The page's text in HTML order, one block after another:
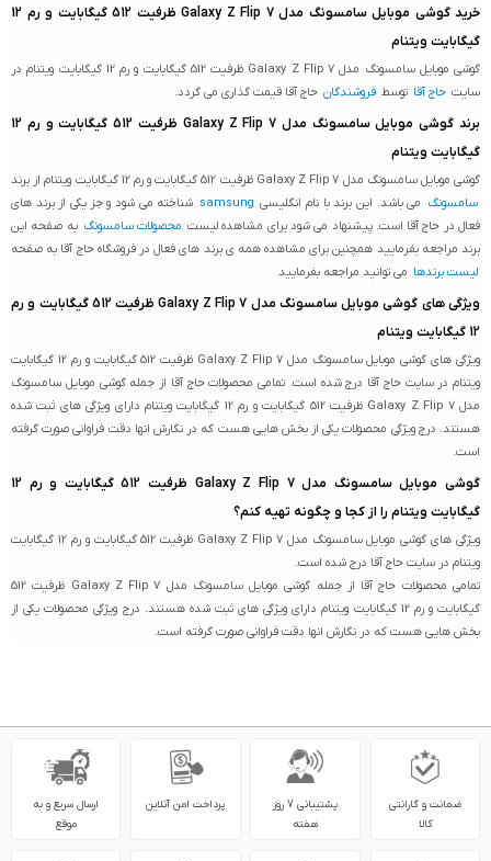
خرید گوشی موبایل سامسونگ مدل Galaxy Z Flip 7 ظرفیت 512 گیگابایت و رم 12
گیگابایت ویتنام
گوشی موبایل سامسونگ مدل Galaxy Z Flip 7 ظرفیت 512 گیگابایت و رم 12 گیگابایت ویتنام در
سایت حاج آقا توسط فروشندگان حاج آقا قیمت گذاری می گردد.
برند گوشی موبایل سامسونگ مدل Galaxy Z Flip 7 ظرفیت 512 گیگابایت و رم 12
گیگابایت ویتنام
گوشی موبایل سامسونگ مدل Galaxy Z Flip 7 ظرفیت 512 گیگابایت و رم 12 گیگابایت ویتنام از برند
سامسونگ می باشد. این برند با نام انگلیسی samsung شناخته می شود و جز یکی از برند های
فعال در حاج آقا است. پیشنهاد می شود برای مشاهده لیست محصولات سامسونگ به صفحه این
برند مراجعه بفرمایید همچنین برای مشاهده همه ی برند های فعال در فروشگاه حاج آقا به صفحه
لیست برندها می توانید مراجعه بفرمایید
ویژگی های گوشی موبایل سامسونگ مدل Galaxy Z Flip 7 ظرفیت 512 گیگابایت و رم
12 گیگابایت ویتنام
ویژگی های گوشی موبایل سامسونگ مدل Galaxy Z Flip 7 ظرفیت 512 گیگابایت و رم 12 گیگابایت
ویتنام در سایت حاج آقا درج شده است. تمامی محصولات حاج آقا از جمله گوشی موبایل سامسونگ
مدل Galaxy Z Flip 7 ظرفیت 512 گیگابایت و رم 12 گیگابایت ویتنام دارای ویژگی های ثبت شده
هستند. درج ویژگی محصولات یکی از بخش هایی هست که در نگارش انها دقت فراوانی صورت گرفته
است.
گوشی موبایل سامسونگ مدل Galaxy Z Flip 7 ظرفیت 512 گیگابایت و رم 12
گیگابایت ویتنام را از کجا و چگونه تهیه کنم؟
ویژگی های گوشی موبایل سامسونگ مدل Galaxy Z Flip 7 ظرفیت 512 گیگابایت و رم 12 گیگابایت
ویتنام در سایت حاج آقا درج شده است.
تمامی محصولات حاج آقا از جمله گوشی موبایل سامسونگ مدل Galaxy Z Flip 7 ظرفیت 512
گیگابایت و رم 12 گیگابایت ویتنام دارای ویژگی های ثبت شده هستند. درج ویژگی محصولات یکی از
بخش هایی هست که در نگارش انها دقت فراوانی صورت گرفته است.
ضمانت و گارانتی
کالا
پشتیبانی 7 روز
هفته
پرداخت امن آنلاین
ارسال سریع و به
موقع